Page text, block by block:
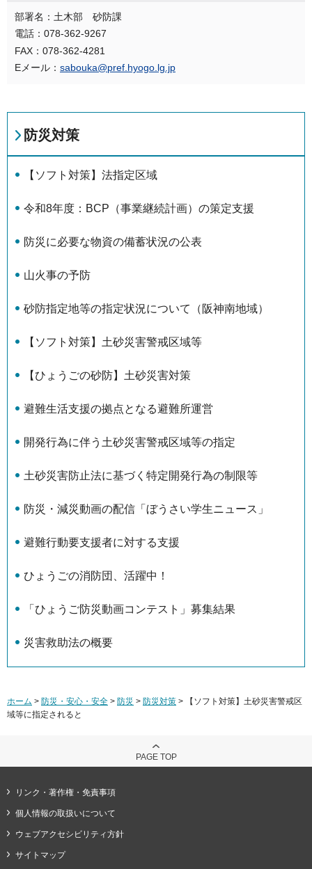
部署名：土木部 砂防課
電話：078-362-9267
FAX：078-362-4281
Eメール： sabouka@pref.hyogo.lg.jp
防災対策
【ソフト対策】法指定区域
令和8年度：BCP（事業継続計画）の策定支援
防災に必要な物資の備蓄状況の公表
山火事の予防
砂防指定地等の指定状況について（阪神南地域）
【ソフト対策】土砂災害警戒区域等
【ひょうごの砂防】土砂災害対策
避難生活支援の拠点となる避難所運営
開発行為に伴う土砂災害警戒区域等の指定
土砂災害防止法に基づく特定開発行為の制限等
防災・減災動画の配信「ぼうさい学生ニュース」
避難行動要支援者に対する支援
ひょうごの消防団、活躍中！
「ひょうご防災動画コンテスト」募集結果
災害救助法の概要
ホーム > 防災・安心・安全 > 防災 > 防災対策 > 【ソフト対策】土砂災害警戒区
域等に指定されると
PAGE TOP
リンク・著作権・免責事項
個人情報の取扱いについて
ウェブアクセシビリティ方針
サイトマップ